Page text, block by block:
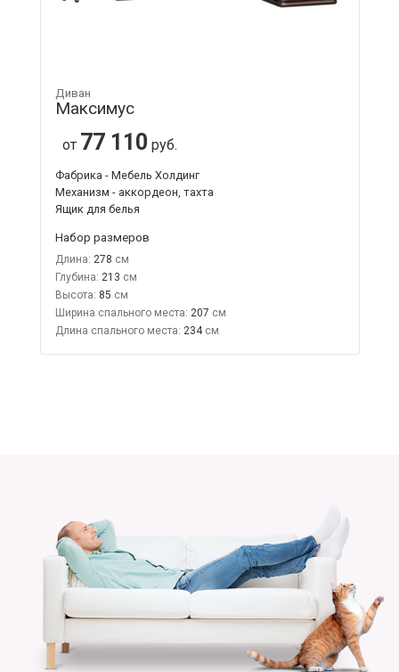
Диван
Максимус
от 77 110 руб.
Фабрика - Мебель Холдинг
Механизм - аккордеон, тахта
Ящик для белья
Набор размеров
Длина: 278
Глубина: 213
Высота: 85
Ширина спального места: 207
Длина спального места: 234